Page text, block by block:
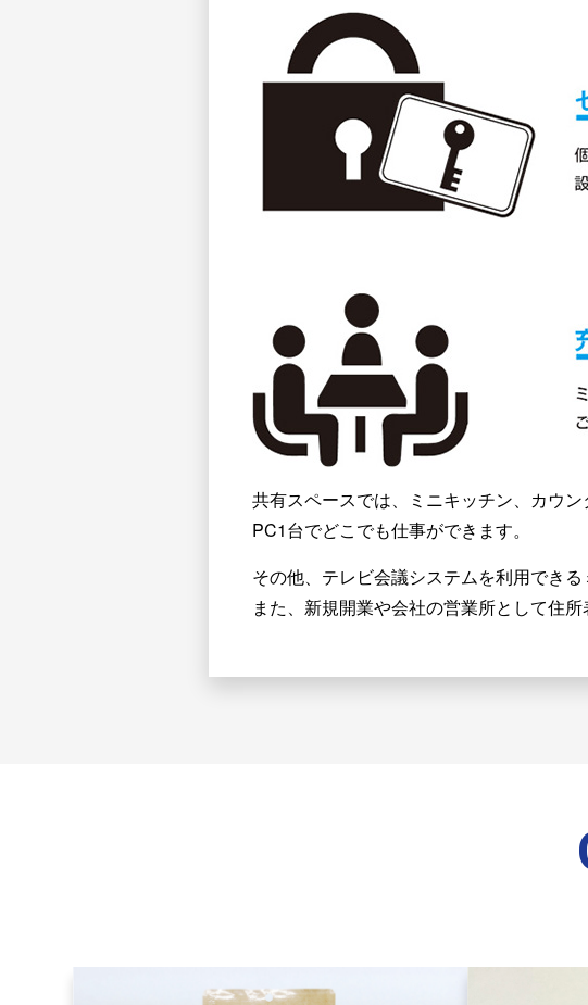
共有スペースでは、ミニキッチン、カウン
PC1台でどこでも仕事ができます。
その他、テレビ会議システムを利用でき
また、新規開業や会社の営業所として住所